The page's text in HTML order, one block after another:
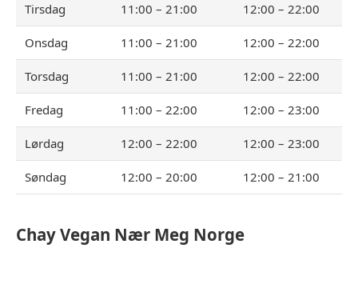
Tirsdag 11:00 – 21:00 12:00 – 22:00
Onsdag 11:00 – 21:00 12:00 – 22:00
Torsdag 11:00 – 21:00 12:00 – 22:00
Fredag 11:00 – 22:00 12:00 – 23:00
Lørdag 12:00 – 22:00 12:00 – 23:00
Søndag 12:00 – 20:00 12:00 – 21:00
Chay Vegan Nær Meg Norge